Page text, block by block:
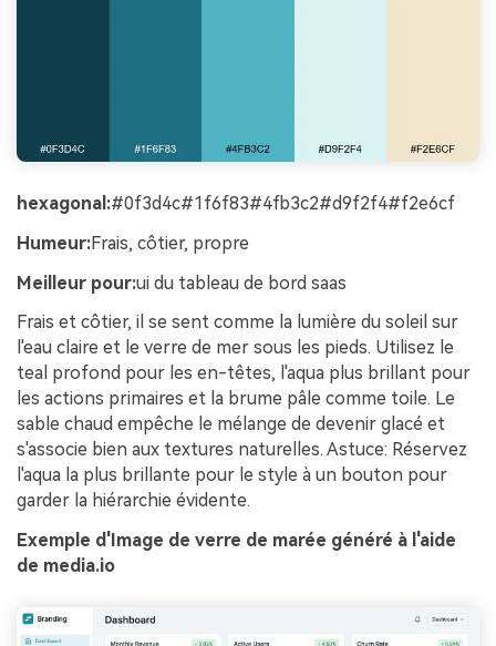
hexagonal:#0f3d4c#1f6f83#4fb3c2#d9f2f4#f2e6cf
Humeur:Frais, côtier, propre
Meilleur pour:ui du tableau de bord saas
Frais et côtier, il se sent comme la lumière du soleil sur
l'eau claire et le verre de mer sous les pieds. Utilisez le
teal profond pour les en-têtes, l'aqua plus brillant pour
les actions primaires et la brume pâle comme toile. Le
sable chaud empêche le mélange de devenir glacé et
s'associe bien aux textures naturelles. Astuce: Réservez
l'aqua la plus brillante pour le style à un bouton pour
garder la hiérarchie évidente.
Exemple d'Image de verre de marée généré à l'aide
de media.io